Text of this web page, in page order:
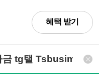
혜택 받기
검